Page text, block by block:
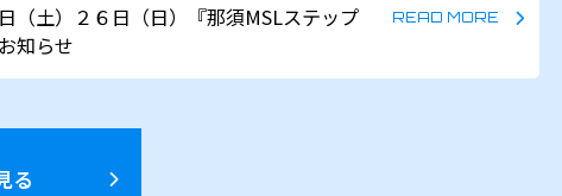
（土）２６日（日）『那須MSLステップ
知らせ
る